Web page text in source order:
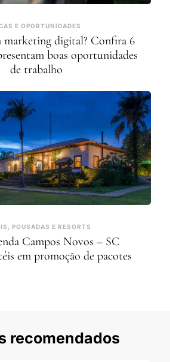
E OPORTUNIDADES
marketing digital? Confira 6
boas oportunidades
de trabalho
POUSADAS E RESORTS
Campos Novos – SC
em promoção de pacotes
recomendados